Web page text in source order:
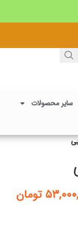
سایر محصولات
تومان